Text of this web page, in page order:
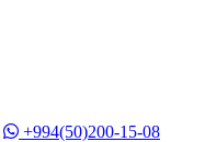
+994(50)200-15-08